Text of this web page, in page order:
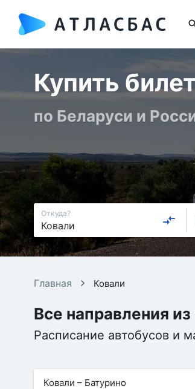
Купить
по Беларуси и
Откуда?
Главная Ковали
Все направления
Расписание автобусов и
Ковали – Батурино